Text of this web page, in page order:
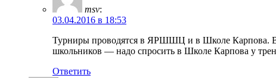
msv:
03.04.2016 в 18:53
Турниры проводятся в ЯРШШЦ и в Школе Карпова. В
школьников — надо спросить в Школе Карпова у
Ответить